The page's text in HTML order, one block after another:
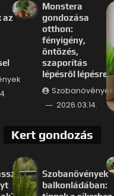
az
Monstera
gondozása
otthon:
fényigény,
öntözés,
szaporítás
lépésről lépésre
Szobanövények
2026.03.14.
Kert gondozás
Szobanövények
balkonládában: